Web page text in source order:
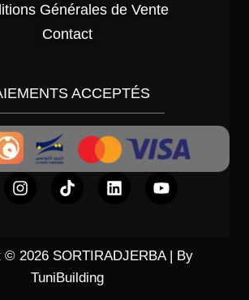
Générales de Vente
Contact
ACCEPTÉS
© 2026 SORTIRADJERBA | By
TuniBuilding